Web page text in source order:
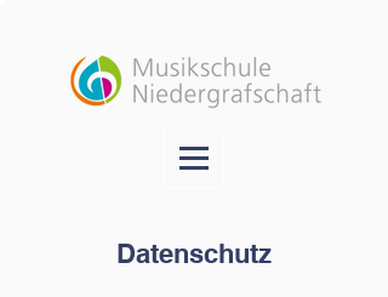
Datenschutz